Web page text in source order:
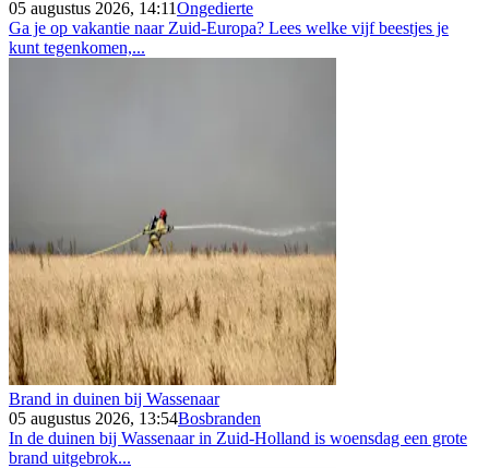
05 augustus 2026, 14:11Ongedierte
Ga je op vakantie naar Zuid-Europa? Lees welke vijf beestjes je
kunt tegenkomen,...
Brand in duinen bij Wassenaar
05 augustus 2026, 13:54Bosbranden
In de duinen bij Wassenaar in Zuid-Holland is woensdag een grote
brand uitgebrok...